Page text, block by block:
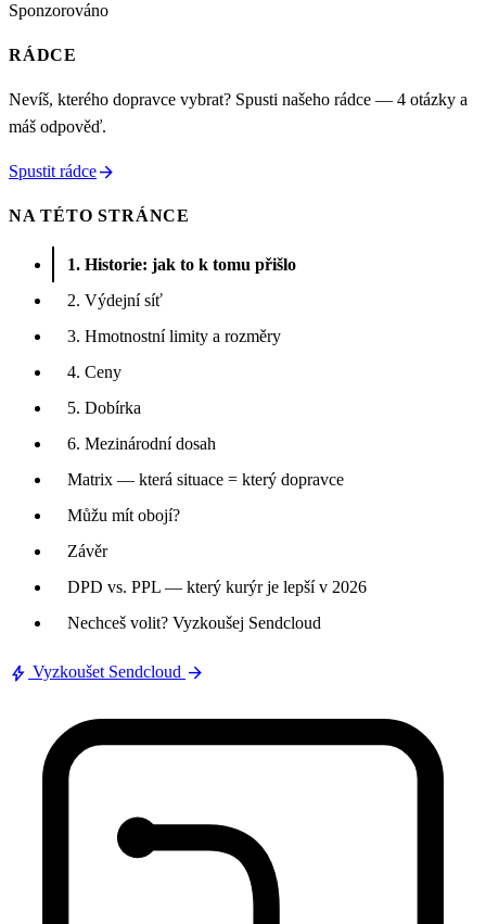
Sponzorováno
RÁDCE
Nevíš, kterého dopravce vybrat? Spusti našeho rádce — 4 otázky a
máš odpověď.
Spustit rádcearrow_forward
NA TÉTO STRÁNCE
1. Historie: jak to k tomu přišlo
2. Výdejní síť
3. Hmotnostní limity a rozměry
4. Ceny
5. Dobírka
6. Mezinárodní dosah
Matrix — která situace = který dopravce
Můžu mít obojí?
Závěr
DPD vs. PPL — který kurýr je lepší v 2026
Nechceš volit? Vyzkoušej Sendcloud
bolt Vyzkoušet Sendcloud arrow_forward